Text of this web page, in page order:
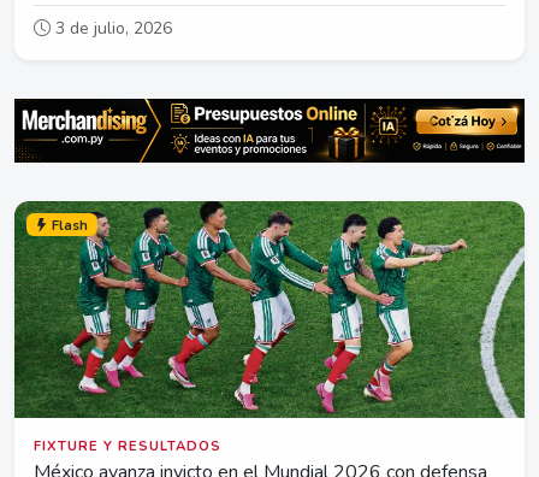
3 de julio, 2026
Flash
FIXTURE Y RESULTADOS